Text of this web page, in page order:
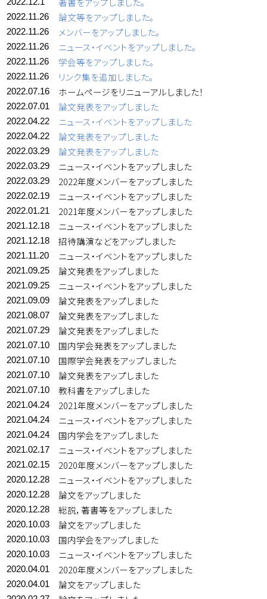
2022.11.26 論文等をアップしました。
2022.11.26 メンバーをアップしました。
2022.11.26 ニュース・イベントをアップしました。
2022.11.26 学会等をアップしました。
2022.11.26 リンク集を追加しました。
2022.07.16 ホームページをリニューアルしました！
2022.07.01 論文発表をアップしました
2022.04.22 ニュース・イベントをアップしました
2022.04.22 論文発表をアップしました
2022.03.29 論文発表をアップしました
2022.03.29 ニュース・イベントをアップしました
2022.03.29 2022年度メンバーをアップしました
2022.02.19 ニュース・イベントをアップしました
2022.01.21 2021年度メンバーをアップしました
2021.12.18 ニュース・イベントをアップしました
2021.12.18 招待講演などをアップしました
2021.11.20 ニュース・イベントをアップしました
2021.09.25 論文発表をアップしました
2021.09.25 ニュース・イベントをアップしました
2021.09.09 論文発表をアップしました
2021.08.07 論文発表をアップしました
2021.07.29 論文発表をアップしました
2021.07.10 国内学会発表をアップしました
2021.07.10 国際学会発表をアップしました
2021.07.10 論文発表をアップしました
2021.07.10 教科書をアップしました
2021.04.24 2021年度メンバーをアップしました
2021.04.24 ニュース・イベントをアップしました
2021.04.24 国内学会をアップしました
2021.02.17 ニュース・イベントをアップしました
2021.02.15 2020年度メンバーをアップしました
2020.12.28 ニュース・イベントをアップしました
2020.12.28 論文をアップしました
2020.12.28 総説，著書等をアップしました
2020.10.03 論文をアップしました
2020.10.03 国内学会をアップしました
2020.10.03 ニュース・イベントをアップしました
2020.04.01 2020年度メンバーをアップしました
2020.04.01 論文をアップしました